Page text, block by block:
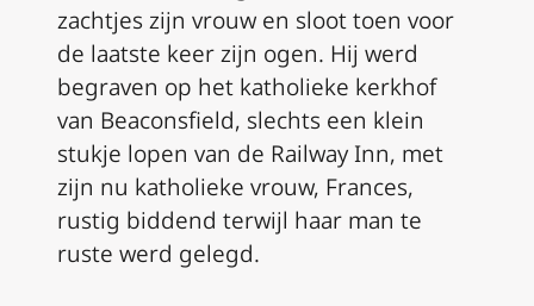
zachtjes zijn vrouw en sloot toen voor
de laatste keer zijn ogen. Hij werd
begraven op het katholieke kerkhof
van Beaconsfield, slechts een klein
stukje lopen van de Railway Inn, met
zijn nu katholieke vrouw, Frances,
rustig biddend terwijl haar man te
ruste werd gelegd.